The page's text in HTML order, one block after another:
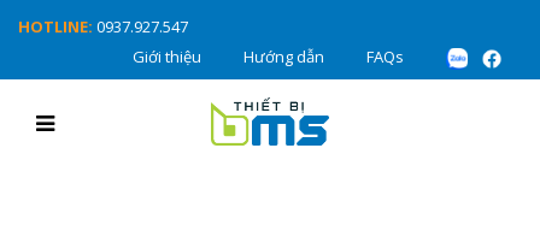
HOTLINE: 0937.927.547
Giới thiệu
Hướng dẫn FAQs